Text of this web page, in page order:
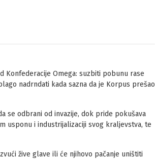
Konfederacije Omega: suzbiti pobunu rase
nadrndati kada sazna da je Korpus prešao
se odbrani od invazije, dok pride pokušava
usponu i industrijalizaciji svog kraljevstva, te
žive glave ili će njihovo pačanje uništiti